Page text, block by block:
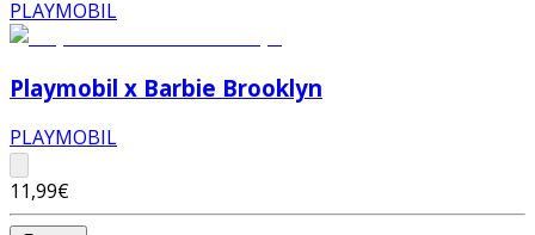
Playmobil x Barbie Brooklyn
PLAYMOBIL
11,99€